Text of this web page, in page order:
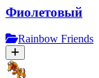
Фиолетовый
Rainbow Friends